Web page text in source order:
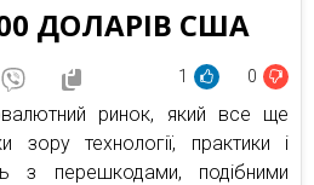
ДОЛАРІВ США
1 0
ринок, який все ще
зору технології, практики і
з перешкодами, подібними